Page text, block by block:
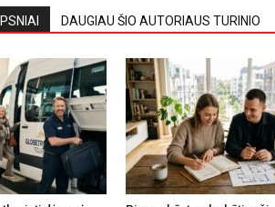
DAUGIAU ŠIO AUTORIAUS TURINIO